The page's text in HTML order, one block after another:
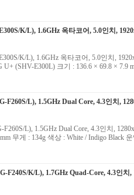
K/L), 1.6GHz 옥타코어, 5.0인치,
K/L), 1.6GHz 옥타코어, 5.0인치,
U+ (SHV-E300L) 크기 : 136.6 × 69.8 ×
F260S/L), 1.5GHz Dual Core, 4.3인치,
L), 1.5GHz Dual Core, 4.3인치,
무게 : 134g 색상 : White / Indigo Black
F240S/K/L), 1.7GHz Quad-Core, 4.3인치,